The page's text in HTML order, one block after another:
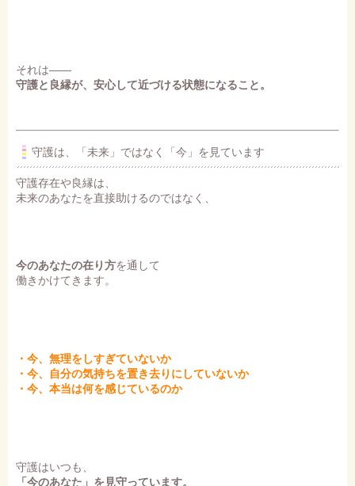
それは――
守護と良縁が、安心して近づける状態になること。
守護は、「未来」ではなく「今」を見ています
守護存在や良縁は、
未来のあなたを直接助けるのではなく、
今のあなたの在り方を通して
働きかけてきます。
・今、無理をしすぎていないか
・今、自分の気持ちを置き去りにしていないか
・今、本当は何を感じているのか
守護はいつも、
「今のあなた」を見守っています。